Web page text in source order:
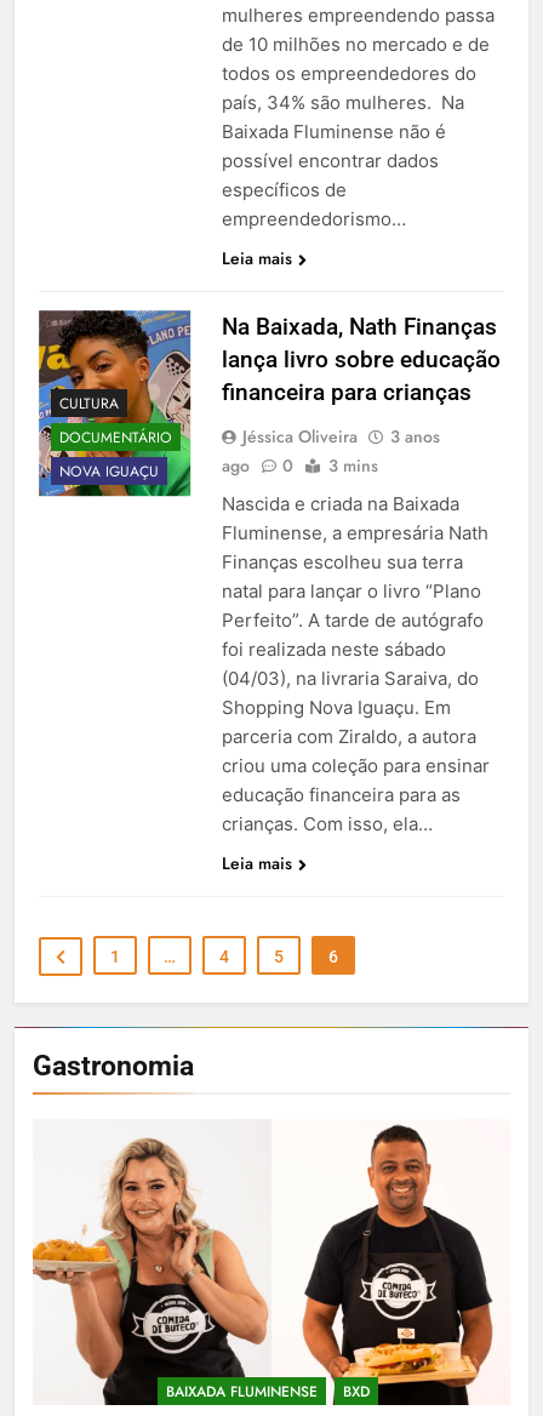
Gastronomia
BAIXADA FLUMINENSE BXD
mulheres empreendendo passa
de 10 milhões no mercado e de
todos os empreendedores do
país, 34% são mulheres. Na
Baixada Fluminense não é
possível encontrar dados
específicos de
empreendedorismo…
Leia mais
CULTURA
DOCUMENTÁRIO
NOVA IGUAÇU
Na Baixada, Nath Finanças
lança livro sobre educação
financeira para crianças
Jéssica Oliveira
3 anos
ago
0 3 mins
Nascida e criada na Baixada
Fluminense, a empresária Nath
Finanças escolheu sua terra
natal para lançar o livro “Plano
Perfeito”. A tarde de autógrafo
foi realizada neste sábado
(04/03), na livraria Saraiva, do
Shopping Nova Iguaçu. Em
parceria com Ziraldo, a autora
criou uma coleção para ensinar
educação financeira para as
crianças. Com isso, ela…
Leia mais
1 … 4 5 6